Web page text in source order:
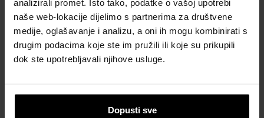
analizirali promet. Isto tako, podatke o vašoj upotrebi
naše web-lokacije dijelimo s partnerima za društvene
medije, oglašavanje i analizu, a oni ih mogu kombinirati s
drugim podacima koje ste im pružili ili koje su prikupili
dok ste upotrebljavali njihove usluge.
Dopusti sve
Dodatna oprema